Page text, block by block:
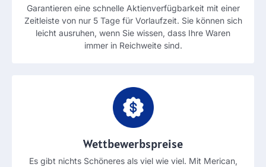
Garantieren eine schnelle Aktienverfügbarkeit mit einer
Zeitleiste von nur 5 Tage für Vorlaufzeit. Sie können sich
leicht ausruhen, wenn Sie wissen, dass Ihre Waren
immer in Reichweite sind.
Wettbewerbspreise
Es gibt nichts Schöneres als viel wie viel. Mit Merican,